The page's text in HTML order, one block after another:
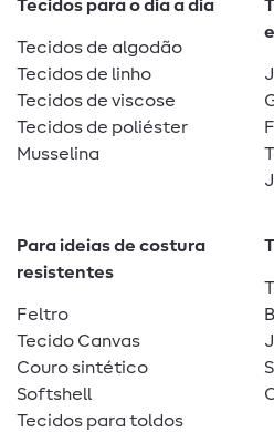
Tecidos para o dia a dia
Tecidos de algodão
Tecidos de linho
Tecidos de viscose
Tecidos de poliéster
Musselina
Para ideias de costura
resistentes
Feltro
Tecido Canvas
Couro sintético
Softshell
Tecidos para toldos